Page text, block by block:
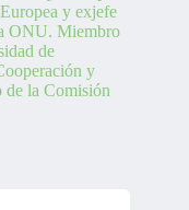
y exjefe
ONU. Miembro
de
y
la Comisión